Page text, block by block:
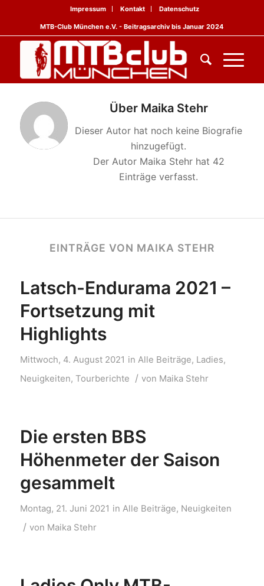
Impressum Kontakt Datenschutz
MTB-Club München e.V. - Beitragsarchiv bis Januar 2024
Über Maika Stehr
Dieser Autor hat noch keine Biografie
hinzugefügt.
Der Autor Maika Stehrhat 42
Einträge verfasst.
EINTRÄGE VON MAIKA STEHR
Latsch-Endurama 2021 –
Fortsetzung mit
Highlights
Mittwoch, 4. August 2021 in Alle Beiträge, Ladies,
Neuigkeiten, Tourberichte / von Maika Stehr
Die ersten BBS
Höhenmeter der Saison
gesammelt
Montag, 21. Juni 2021 in Alle Beiträge, Neuigkeiten
/ von Maika Stehr